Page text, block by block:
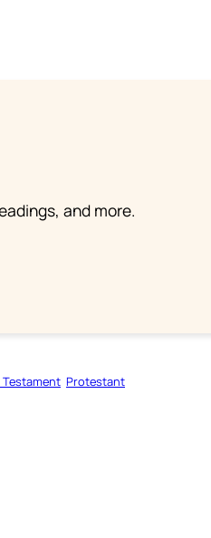
and more.
Testament Protestant